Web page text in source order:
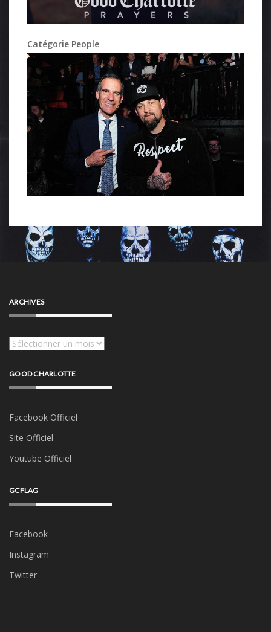
Catégorie People
ARCHIVES
Archives
GOOD CHARLOTTE
Facebook Officiel
Site Officiel
Youtube Officiel
GCFLAG
Facebook
Instagram
Twitter